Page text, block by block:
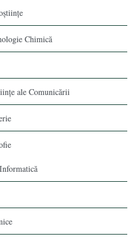
Chimică
ale Comunicării